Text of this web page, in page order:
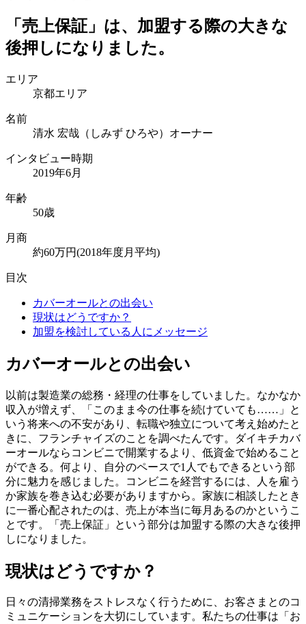
「売上保証」は、加盟する際の大きな
後押しになりました。
エリア
京都エリア
名前
清水 宏哉（しみず ひろや）オーナー
インタビュー時期
2019年6月
年齢
50歳
月商
約60万円(2018年度月平均)
目次
カバーオールとの出会い
現状はどうですか？
加盟を検討している人にメッセージ
カバーオールとの出会い
以前は製造業の総務・経理の仕事をしていました。なかなか
収入が増えず、「このまま今の仕事を続けていても……」と
いう将来への不安があり、転職や独立について考え始めたと
きに、フランチャイズのことを調べたんです。ダイキチカバ
ーオールならコンビニで開業するより、低資金で始めること
ができる。何より、自分のペースで1人でもできるという部
分に魅力を感じました。コンビニを経営するには、人を雇う
か家族を巻き込む必要がありますから。家族に相談したとき
に一番心配されたのは、売上が本当に毎月あるのかというこ
とです。「売上保証」という部分は加盟する際の大きな後押
しになりました。
現状はどうですか？
日々の清掃業務をストレスなく行うために、お客さまとのコ
ミュニケーションを大切にしています。私たちの仕事は「お